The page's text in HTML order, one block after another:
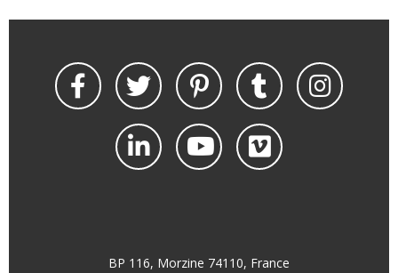
BP 116, Morzine 74110, France